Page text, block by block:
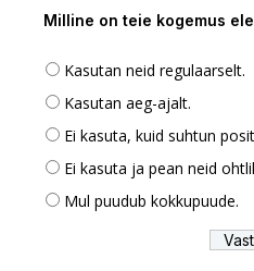
Milline on teie kogemus
Kasutan neid regulaarselt.
Kasutan aeg-ajalt.
Ei kasuta, kuid suhtun
Ei kasuta ja pean neid
Mul puudub kokkupuude.